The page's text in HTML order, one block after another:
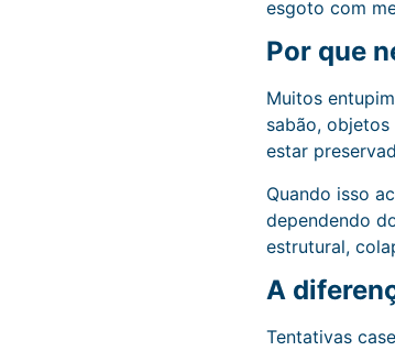
esgoto com
Por que
Muitos
sabão,
estar
Quando isso
dependendo
estrutural,
A
Tentativas